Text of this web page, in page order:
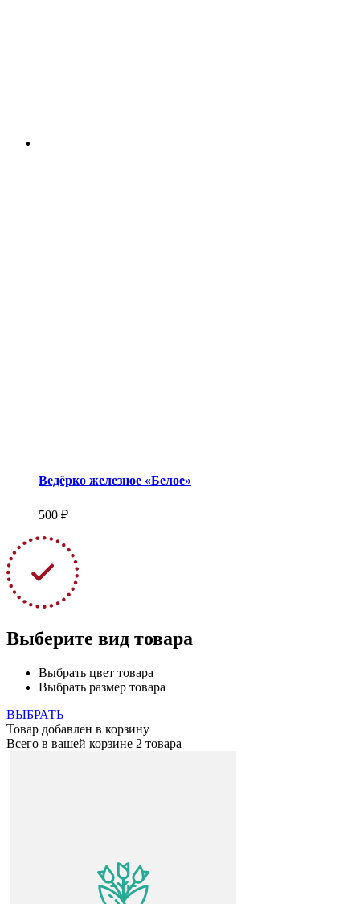
Ведёрко железное «Белое»
500 ₽
Выберите вид товара
Выбрать цвет товара
Выбрать размер товара
ВЫБРАТЬ
Товар добавлен в корзину
Всего в вашей корзине 2 товара